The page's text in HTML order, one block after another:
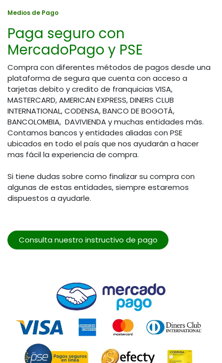
Medios de Pago
Paga seguro con
MercadoPago y PSE
Compra con diferentes métodos de pagos desde una
plataforma de segura que cuenta con acceso a
tarjetas debito y credito de franquicias VISA,
MASTERCARD, AMERICAN EXPRESS, DINERS CLUB
INTERNATIONAL, CODENSA, BANCO DE BOGOTÁ,
BANCOLOMBIA, DAVIVIENDA y muchas entidades más.
Contamos bancos y entidades aliadas con PSE
ubicados en todo el país que nos ayudarán a hacer
mas fácil la experiencia de compra.
Si tiene dudas sobre como finalizar su compra con
algunas de estas entidades, siempre estaremos
dispuestos a ayudarle.
Consulta nuestro instructivo de pago